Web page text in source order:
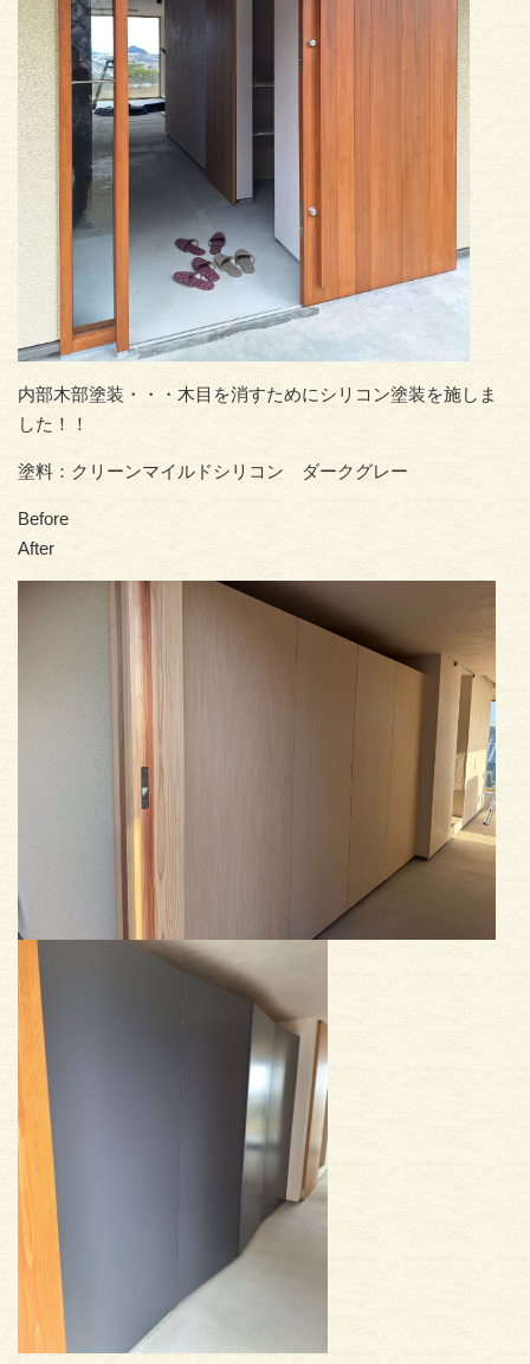
内部木部塗装・・・木目を消すためにシリコン塗装を施しま
した！！
塗料：クリーンマイルドシリコン ダークグレー
Before
After